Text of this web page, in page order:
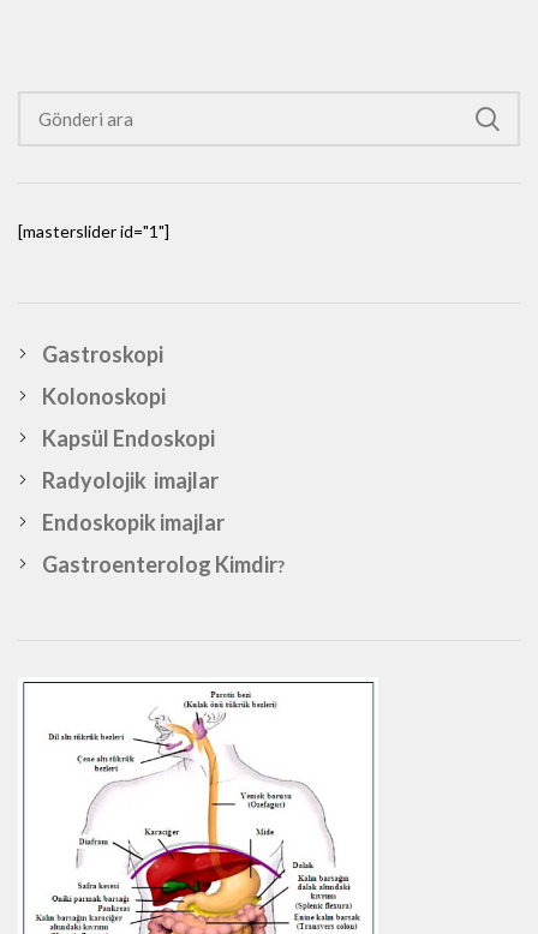
[masterslider id="1"]
Gastroskopi
Kolonoskopi
Kapsül Endoskopi
Radyolojik imajlar
Endoskopik imajlar
Gastroenterolog Kimdir?